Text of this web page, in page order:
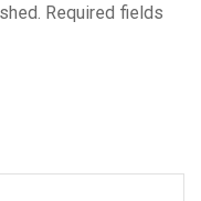
Required fields